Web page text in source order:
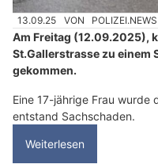
13.09.25 VON
Am Freitag (12.09.2025),
St.Gallerstrasse zu einem
gekommen.
Eine 17-jährige Frau
entstand Sachschaden.
Weiterlesen